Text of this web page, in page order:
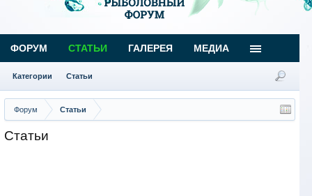
Форум Статьи
Статьи
ФОРУМ СТАТЬИ
Категории Статьи
ГАЛЕРЕЯ МЕДИА